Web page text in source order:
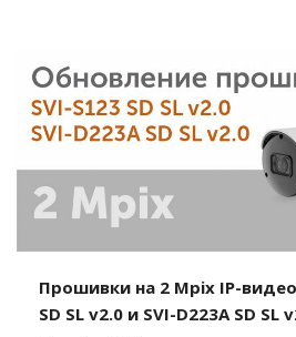
Прошивки на 2 Mpix IP-
SD SL v2.0 и SVI-D223A SD SL